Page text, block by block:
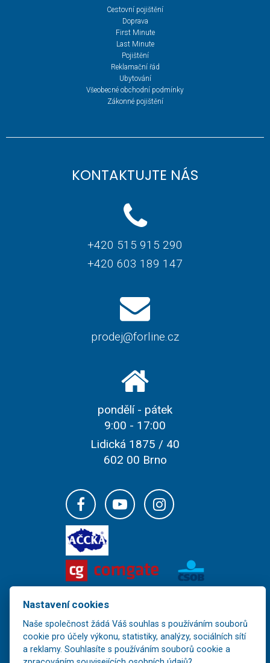
Cestovní pojištění
Doprava
First Minute
Last Minute
Pojištění
Reklamační řád
Ubytování
Všeobecné obchodní podmínky
Zákonné pojištění
KONTAKTUJTE NÁS
+420 515 915 290
+420 603 189 147
prodej@forline.cz
pondělí - pátek
9:00 - 17:00
Lidická 1875 / 40
602 00 Brno
Veškerý obsah těchto stránek je majetkem společnosti FOR-LINE TOUR,
s.r.o. a jeho další šíření bez souhlasu vlastníka je nezákonné.
Nastavení cookies
Naše společnost žádá Váš souhlas s používáním souborů
cookie pro účely výkonu, statistiky, analýzy, sociálních sítí
a reklamy. Souhlasíte s používáním souborů cookie a